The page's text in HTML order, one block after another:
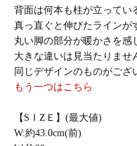
背面は何本も柱が立ってい
真っ直ぐと伸びたラインが
丸い脚の部分が暖かさを感
大きな違いは見当たりませ
同じデザインのものがござ
もう一つはこちら
【SＩZＥ】(最大値)
W:約43.0cm(前)